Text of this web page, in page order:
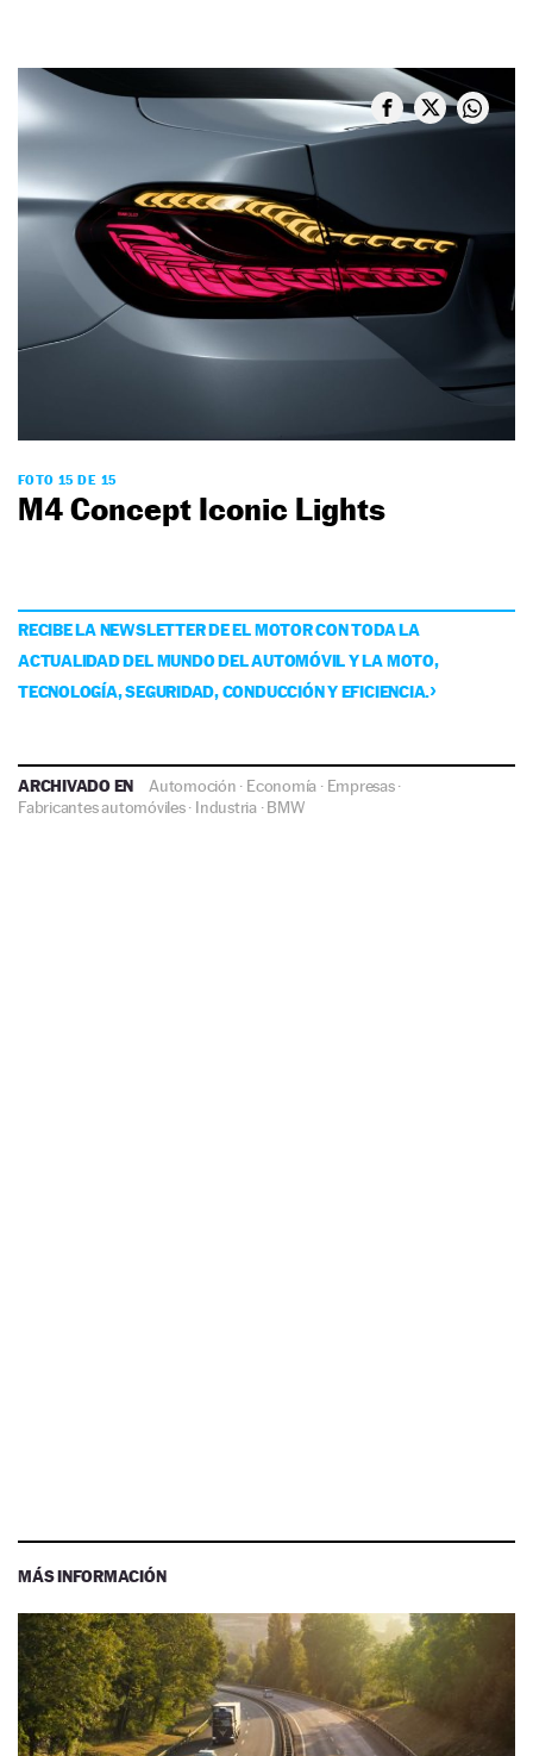
FOTO 15 DE 15
M4 Concept Iconic Lights
RECIBE LA NEWSLETTER DE EL MOTOR CON TODA LA
ACTUALIDAD DEL MUNDO DEL AUTOMÓVIL Y LA MOTO,
TECNOLOGÍA, SEGURIDAD, CONDUCCIÓN Y EFICIENCIA.
ARCHIVADO EN Automoción · Economía · Empresas·
Fabricantes automóviles· Industria·BMW
MÁS INFORMACIÓN